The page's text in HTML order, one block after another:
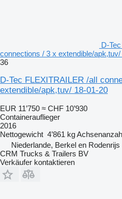
D-
connections / 3 x extendible/
36
D-Tec FLEXITRAILER /all
extendible/apk,tuv/ 18-01-20
EUR 11’750 ≈ CHF 10’930
Containerauflieger
2016
Nettogewicht 4’861 kg
Niederlande, Berkel en Rodenrijs
CRM Trucks & Trailers BV
Verkäufer kontaktieren